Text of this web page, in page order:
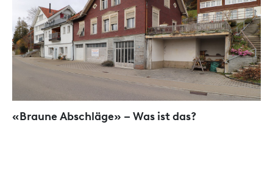
«Braune Abschläge» – Was ist das?